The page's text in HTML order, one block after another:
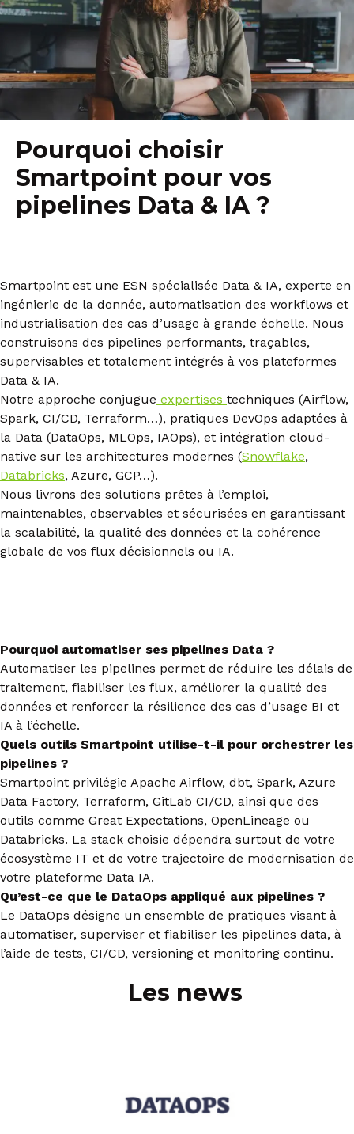
Pourquoi choisir
Smartpoint pour vos
pipelines Data & IA ?
Smartpoint est une ESN spécialisée Data & IA, experte en
ingénierie de la donnée, automatisation des workflows et
industrialisation des cas d’usage à grande échelle. Nous
construisons des pipelines performants, traçables,
supervisables et totalement intégrés à vos plateformes
Data & IA.
Notre approche conjugue expertises techniques (Airflow,
Spark, CI/CD, Terraform…), pratiques DevOps adaptées à
la Data (DataOps, MLOps, IAOps), et intégration cloud-
native sur les architectures modernes (Snowflake,
Databricks, Azure, GCP…).
Nous livrons des solutions prêtes à l’emploi,
maintenables, observables et sécurisées en garantissant
la scalabilité, la qualité des données et la cohérence
globale de vos flux décisionnels ou IA.
Pourquoi automatiser ses pipelines Data ?
Automatiser les pipelines permet de réduire les délais de
traitement, fiabiliser les flux, améliorer la qualité des
données et renforcer la résilience des cas d’usage BI et
IA à l’échelle.
Quels outils Smartpoint utilise-t-il pour orchestrer les
pipelines ?
Smartpoint privilégie Apache Airflow, dbt, Spark, Azure
Data Factory, Terraform, GitLab CI/CD, ainsi que des
outils comme Great Expectations, OpenLineage ou
Databricks. La stack choisie dépendra surtout de votre
écosystème IT et de votre trajectoire de modernisation de
votre plateforme Data IA.
Qu’est-ce que le DataOps appliqué aux pipelines ?
Le DataOps désigne un ensemble de pratiques visant à
automatiser, superviser et fiabiliser les pipelines data, à
l’aide de tests, CI/CD, versioning et monitoring continu.
Les news